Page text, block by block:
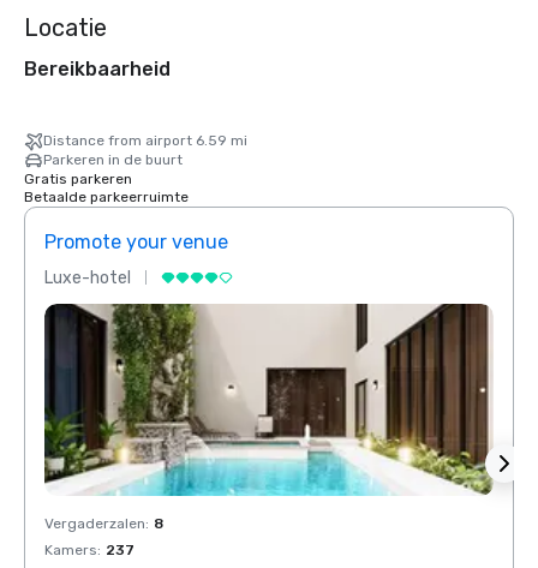
Locatie
Bereikbaarheid
Distance from airport 6.59 mi
Parkeren in de buurt
Gratis parkeren
Betaalde parkeerruimte
Promote your venue
Luxe-hotel
Vergaderzalen: 8
Kamers: 237